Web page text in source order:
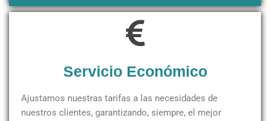
Servicio Económico
Ajustamos nuestras tarifas a las necesidades de
nuestros clientes, garantizando, siempre, el mejor